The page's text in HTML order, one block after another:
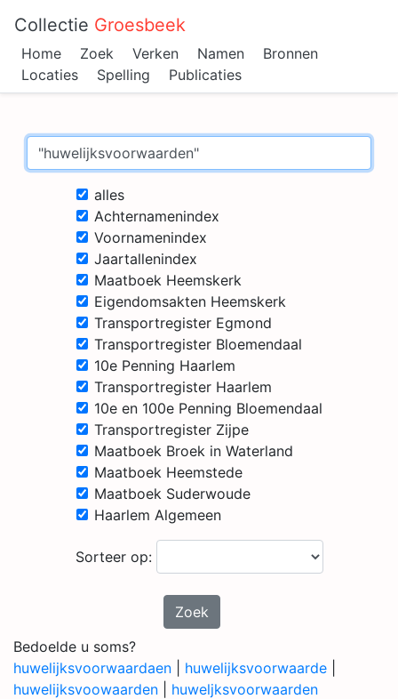
Collectie Groesbeek
Home Zoek Verken Namen
Bronnen
Locaties
Spelling Publicaties
alles
Achternamenindex
Voornamenindex
Jaartallenindex
Maatboek Heemskerk
Eigendomsakten Heemskerk
Transportregister Egmond
Transportregister Bloemendaal
10e Penning Haarlem
Transportregister Haarlem
10e en 100e Penning Bloemendaal
Transportregister Zijpe
Maatboek Broek in Waterland
Maatboek Heemstede
Maatboek Suderwoude
Haarlem Algemeen
Sorteer op:
Zoek
Bedoelde u soms?
huwelijksvoorwaardaen
huwelijksvoorwaarde
huwelijksvoowaarden
huweljksvoorwaarden